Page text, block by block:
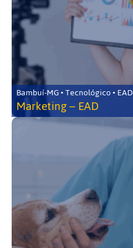
Bambuí-MG • Tecnológico • EAD
Marketing – EAD